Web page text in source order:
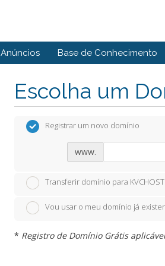
Anúncios Base de Conhecimento
Escolha um
Registrar um novo domínio
www.
Transferir domínio para
Vou usar o meu domínio já
* Registro de Domínio Grátis